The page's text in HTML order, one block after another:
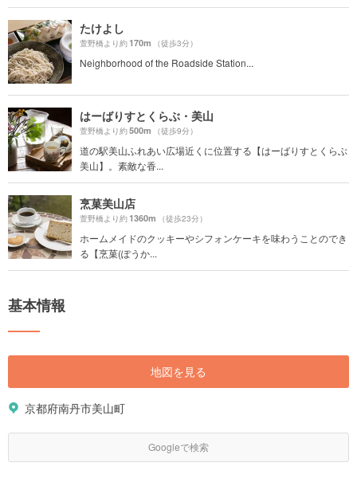
たけよし
萱野橋より約170m （徒歩3分）
Neighborhood of the Roadside Station...
はーばりすとくらぶ・美山
萱野橋より約500m （徒歩9分）
道の駅美山ふれあい広場近くに位置する【はーばりすとくらぶ
美山】。素敵な香...
烹菓美山店
萱野橋より約1360m （徒歩23分）
ホームメイドのクッキーやシフォンケーキを味わうことのでき
る【烹菓(ぽうか...
基本情報
地図を見る
京都府南丹市美山町
Googleで検索